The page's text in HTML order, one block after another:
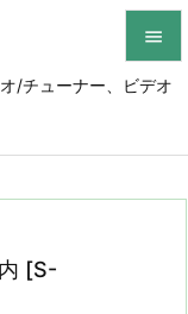
/チューナー、ビデオ



[S-